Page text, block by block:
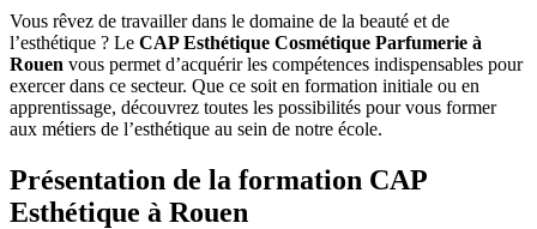
Vous rêvez de travailler dans le domaine de la beauté et de
l’esthétique ? Le CAPEsthétique Cosmétique Parfumerie à
Rouen vous permet d’acquérir les compétences indispensables pour
exercer dans ce secteur. Que ce soit en formation initiale ou en
apprentissage, découvrez toutes les possibilités pour vous former
aux métiers de l’esthétique au sein de notre école.
Présentation de la formation CAP
Esthétique à Rouen